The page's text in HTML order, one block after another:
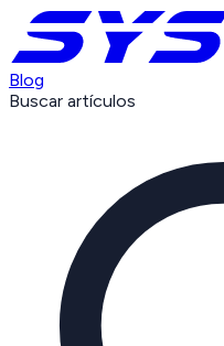
Blog
Buscar artículos